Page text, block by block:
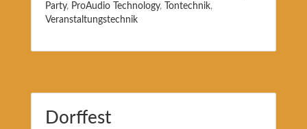
Party, ProAudio Technology, Tontechnik,
Veranstaltungstechnik
Dorffest